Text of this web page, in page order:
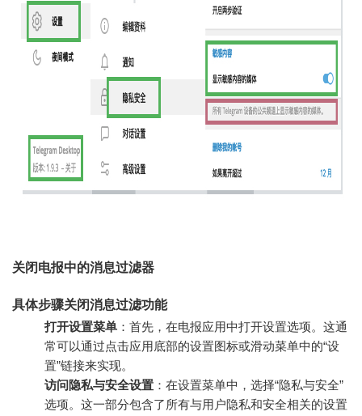
关闭电报中的消息过滤器
具体步骤关闭消息过滤功能
打开设置菜单 ：首先，在电报应用中打开设置选项。这通
常可以通过点击应用底部的设置图标或滑动菜单中的“设
置”链接来实现。
访问隐私与安全设置 ：在设置菜单中，选择“隐私与安全”
选项。这一部分包含了所有与用户隐私和安全相关的设置